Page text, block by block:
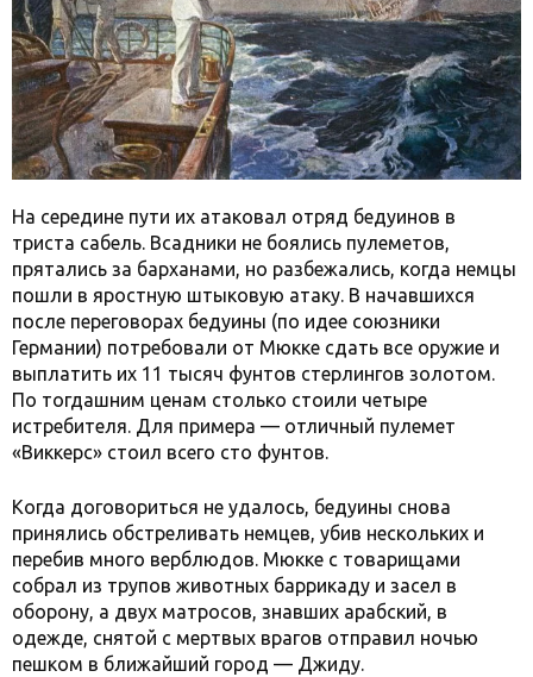
На середине пути их атаковал отряд бедуинов в
триста сабель. Всадники не боялись пулеметов,
прятались за барханами, но разбежались, когда немцы
пошли в яростную штыковую атаку. В начавшихся
после переговорах бедуины (по идее союзники
Германии) потребовали от Мюкке сдать все оружие и
выплатить их 11 тысяч фунтов стерлингов золотом.
По тогдашним ценам столько стоили четыре
истребителя. Для примера — отличный пулемет
«Виккерс» стоил всего сто фунтов.
Когда договориться не удалось, бедуины снова
принялись обстреливать немцев, убив нескольких и
перебив много верблюдов. Мюкке с товарищами
собрал из трупов животных баррикаду и засел в
оборону, а двух матросов, знавших арабский, в
одежде, снятой с мертвых врагов отправил ночью
пешком в ближайший город — Джиду.